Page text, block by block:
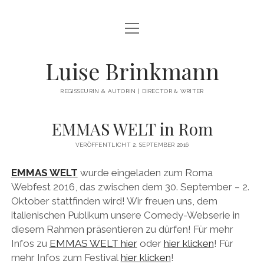
WILLKOMMEN
FILMBEISPIELE
Menü
DEIN PERFEKTES JAHR
ZITTERINCHEN
AUF UND ABLEBEN
WHERE’S THE MONEY, HONEY?
BEAT BEAT HEART
SPIELFILM-REIHEN & SERIEN
Menü
öffnen
NÄCHSTE AUSFAHRT GLÜCK
MALIBU
SCHLOSS EINSTEIN
EMMAS WELT
DOKUMENTARFILME
Menü
öffnen
I SLEEP IN THE RIVER’S BED
AM BAD
ATYPICAL
IN ENTWICKLUNG Menü
öffnen
LOVE GAP
AMOR (AT)
PRESSE
KONTAKT Menü
öffnen
KONTAKT
IMPRESSUM
DEUTSCH Menü
öffnen
DEUTSCH
Menü
öffnen
Luise Brinkmann
REGISSEURIN & AUTORIN | DIRECTOR & WRITER
EMMAS WELT in Rom
VERÖFFENTLICHT 2. SEPTEMBER 2016
EMMAS WELT wurde eingeladen zum Roma
Webfest 2016, das zwischen dem 30. September – 2.
Oktober stattfinden wird! Wir freuen uns, dem
italienischen Publikum unsere Comedy-Webserie in
diesem Rahmen präsentieren zu dürfen! Für mehr
Infos zu EMMAS WELT hieroder hier klicken! Für
mehr Infos zum Festival hier klicken!